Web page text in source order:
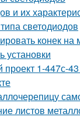
и их
светодиодов
конек на
установки
проект 1-447с-
листов